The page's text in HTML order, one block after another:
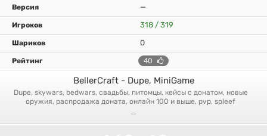
—
318 / 319
0
40
BellerCraft - Dupe, MiniGame
dupe, skywars, bedwars, свадьбы, питомцы, кейсы с донатом, новые
оружия, распродажа доната, онлайн 100 и выше, pvp, spleef